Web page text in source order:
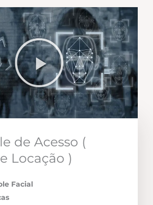
de Acesso (
Locação )
Facial